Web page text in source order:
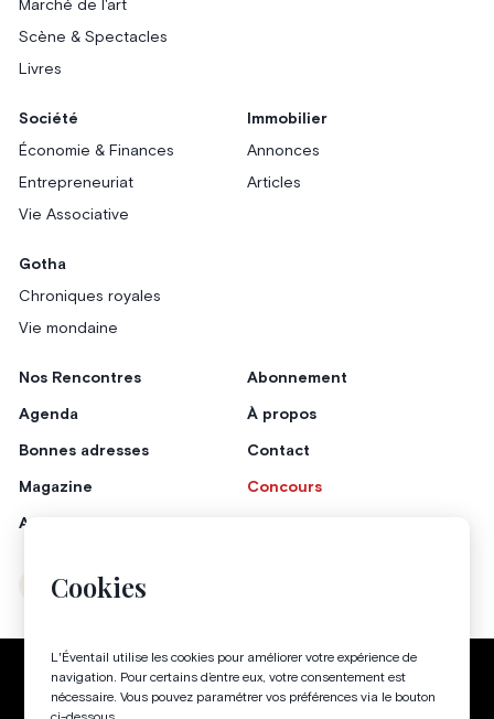
Cookies
L'Éventail utilise les cookies pour améliorer votre expérience de
navigation. Pour certains d’entre eux, votre consentement est
nécessaire. Vous pouvez paramétrer vos préférences via le bouton
Marché de l'art
Scène & Spectacles
Livres
Société
Économie & Finances
Entrepreneuriat
Vie Associative
Immobilier
Annonces
Articles
Gotha
Chroniques royales
Vie mondaine
Nos Rencontres
Agenda
Bonnes adresses
Magazine
Annonceurs
Abonnement
À propos
Contact
Concours
Instagram
Politique de confidentialité Conditions générales
Gestion des cookies